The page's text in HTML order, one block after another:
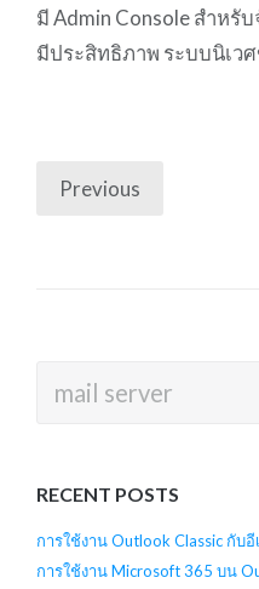
มี Admin Console สำห
มีประสิทธิภาพ ระบบนิเว
Posts
Previous
Search
RECENT POSTS
การใช้งาน Outlook Classic กับ
การใช้งาน Microsoft 365 บน